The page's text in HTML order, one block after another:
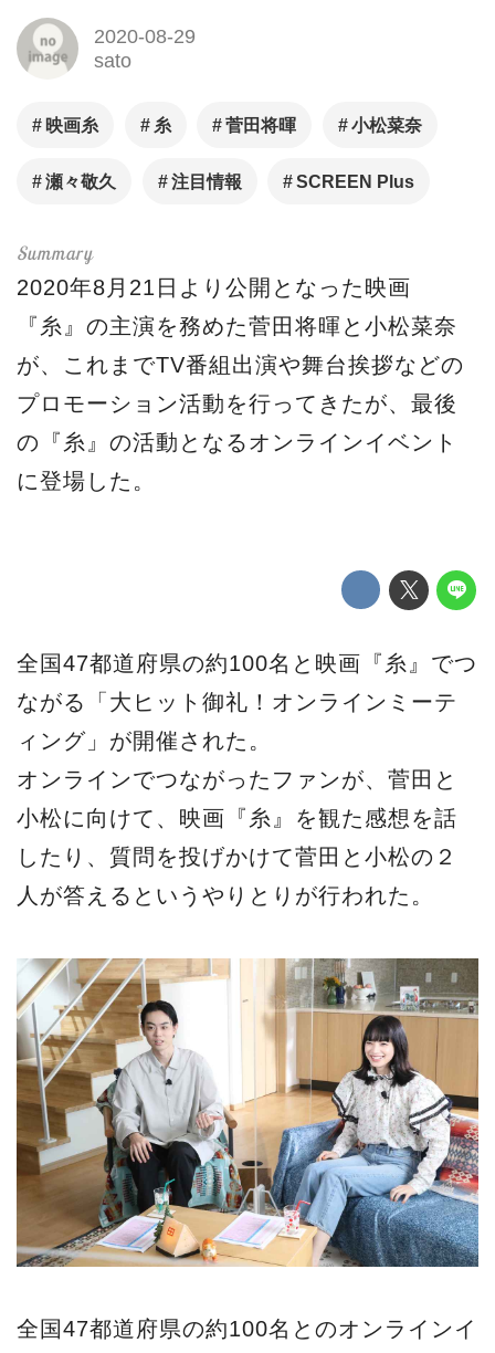
2020-08-29
sato
映画糸 糸 菅田将暉 小松菜奈
瀬々敬久 注目情報 SCREEN Plus
2020年8月21日より公開となった映画
『糸』の主演を務めた菅田将暉と小松菜奈
が、これまでTV番組出演や舞台挨拶などの
プロモーション活動を行ってきたが、最後
の『糸』の活動となるオンラインイベント
に登場した。
全国47都道府県の約100名と映画『糸』でつ
ながる「大ヒット御礼！オンラインミーテ
ィング」が開催された。
オンラインでつながったファンが、菅田と
小松に向けて、映画『糸』を観た感想を話
したり、質問を投げかけて菅田と小松の２
人が答えるというやりとりが行われた。
全国47都道府県の約100名とのオンラインイ